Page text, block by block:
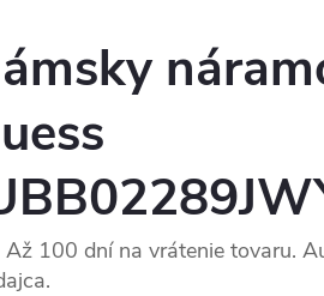
Až 100 dní na vrátenie tovaru.